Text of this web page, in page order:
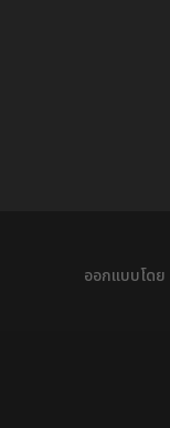
ออกแบบโดย